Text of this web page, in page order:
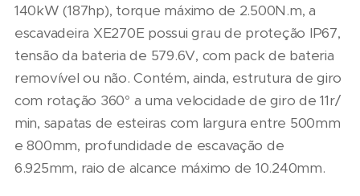
140kW (187hp), torque máximo de 2.500N.m, a
escavadeira XE270E possui grau de proteção IP67,
tensão da bateria de 579.6V, com pack de bateria
removível ou não. Contém, ainda, estrutura de giro
com rotação 360° a uma velocidade de giro de 11r/
min, sapatas de esteiras com largura entre 500mm
e 800mm, profundidade de escavação de
6.925mm, raio de alcance máximo de 10.240mm.